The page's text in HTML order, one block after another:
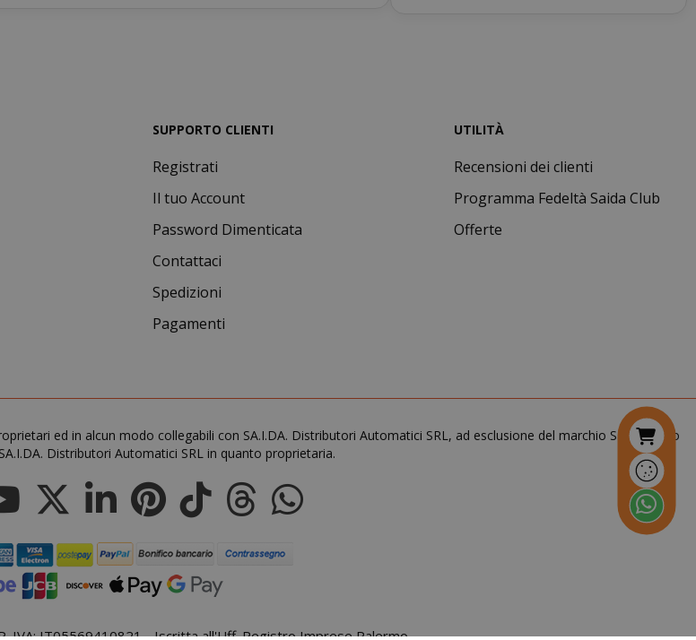
SUPPORTO CLIENTI
Registrati
Il tuo Account
Password Dimenticata
Contattaci
Spedizioni
Pagamenti
UTILITÀ
Recensioni dei clienti
Programma Fedeltà Saida Club
Offerte
ed in alcun modo collegabili con SA.I.DA. Distributori Automatici SRL, ad esclusione del marchio Saida Gusto
Distributori Automatici SRL in quanto proprietaria.
IVA: IT05569410821 - Iscritta all'Uff. Registro Imprese Palermo
www.saidagustoespresso.com
Script.com
correttamente.
.www.saidagustoespresso.com
59 minuti
Google LLC
www.google.com
5 mesi 4
scopo di fornire